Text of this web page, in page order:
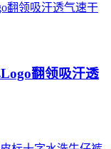
翻领吸汗透